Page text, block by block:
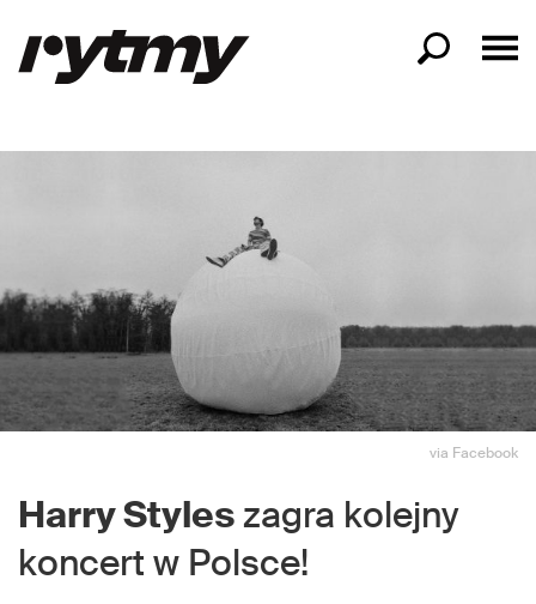
via Facebook
Harry Styles zagra kolejny
koncert w Polsce!